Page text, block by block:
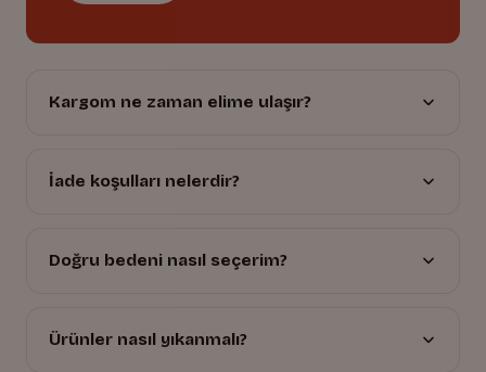
Kargom ne zaman elime ulaşır?
İade koşulları nelerdir?
Doğru bedeni nasıl seçerim?
Ürünler nasıl yıkanmalı?